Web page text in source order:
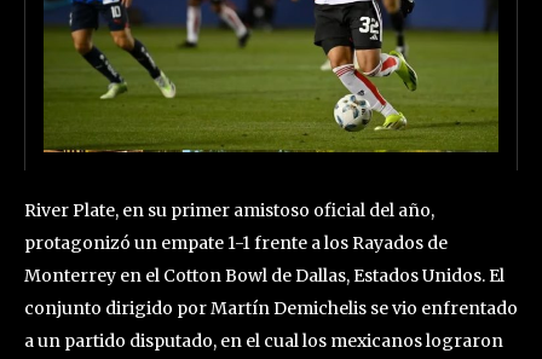
River Plate, en su primer amistoso oficial del año,
protagonizó un empate 1-1 frente a los Rayados de
Monterrey en el Cotton Bowl de Dallas, Estados Unidos. El
conjunto dirigido por Martín Demichelis se vio enfrentado
a un partido disputado, en el cual los mexicanos lograron